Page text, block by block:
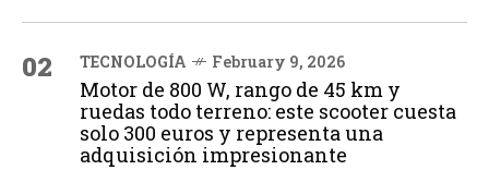
02 TECNOLOGÍA February 9, 2026
Motor de 800 W, rango de 45 km y
ruedas todo terreno: este scooter cuesta
solo 300 euros y representa una
adquisición impresionante